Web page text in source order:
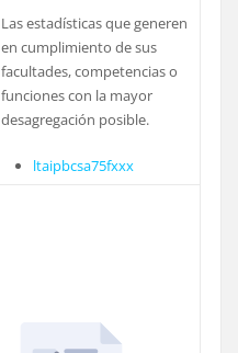
Las estadísticas que generen
en cumplimiento de sus
facultades, competencias o
funciones con la mayor
desagregación posible.
ltaipbcsa75fxxx